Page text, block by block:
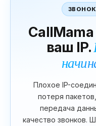
CallMama
ваш IP.
Плохое IP-
потеря
передача
качество звонков.